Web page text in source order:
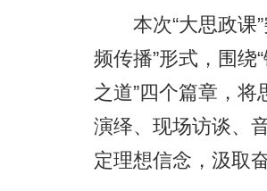
本次“大思政课”
频传播”形式，围绕“
之道”四个篇章，
演绎、现场访谈、
定理想信念，汲取